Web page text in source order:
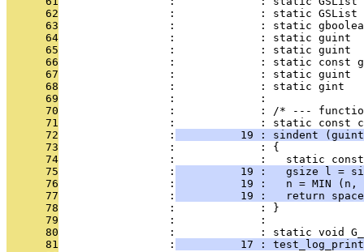
      62
:             : static GSList
      63
:             : static
      64
:             : static guint
      65
:             : static guint
      66
:             : static const
      67
:             : static guint
      68
:             : static gint
      69
                 :             :
      70
:             : /* ---
      71
:             : static const
      72
                 :
19 : sindent
      73
                 :             : {
      74
:             :   static
      75
                 :
19 :   gsize l =
      76
                 :
19 :   n = MIN (n,
      77
                 :
19 :   return
      78
                 :             : }
      79
                 :             :
      80
:             : static void
      81
                 :
17 :